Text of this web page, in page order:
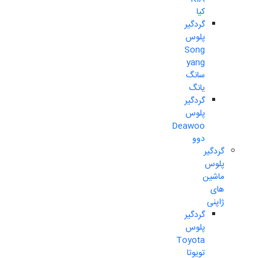
کیا
گردگیر
پلوس
Song
yang
سانگ
یانگ
گردگیر
پلوس
Deawoo
دوو
گردگیر
پلوس
ماشین
های
ژاپنی
گردگیر
پلوس
Toyota
تویوتا